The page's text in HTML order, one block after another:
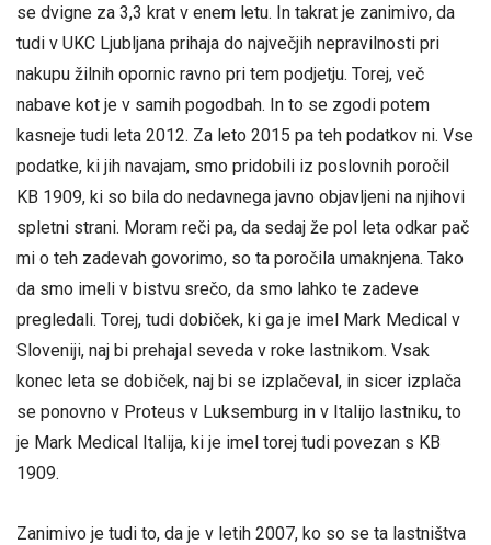
se dvigne za 3,3 krat v enem letu. In takrat je zanimivo, da
tudi v UKC Ljubljana prihaja do največjih nepravilnosti pri
nakupu žilnih opornic ravno pri tem podjetju. Torej, več
nabave kot je v samih pogodbah. In to se zgodi potem
kasneje tudi leta 2012. Za leto 2015 pa teh podatkov ni. Vse
podatke, ki jih navajam, smo pridobili iz poslovnih poročil
KB 1909, ki so bila do nedavnega javno objavljeni na njihovi
spletni strani. Moram reči pa, da sedaj že pol leta odkar pač
mi o teh zadevah govorimo, so ta poročila umaknjena. Tako
da smo imeli v bistvu srečo, da smo lahko te zadeve
pregledali. Torej, tudi dobiček, ki ga je imel Mark Medical v
Sloveniji, naj bi prehajal seveda v roke lastnikom. Vsak
konec leta se dobiček, naj bi se izplačeval, in sicer izplača
se ponovno v Proteus v Luksemburg in v Italijo lastniku, to
je Mark Medical Italija, ki je imel torej tudi povezan s KB
1909.
Zanimivo je tudi to, da je v letih 2007, ko so se ta lastništva